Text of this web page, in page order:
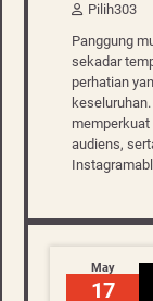
Pilih303
Panggung
sekadar
perhatian
audiens,
May
17